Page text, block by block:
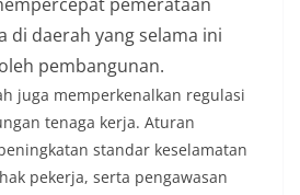
di daerah yang selama ini
pembangunan.
juga memperkenalkan regulasi
tenaga kerja. Aturan
standar keselamatan
pekerja, serta pengawasan